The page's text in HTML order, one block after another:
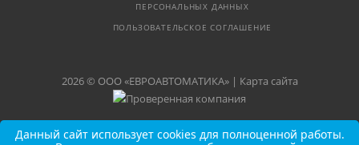
ПЕРСОНАЛЬНЫХ ДАННЫХ
ПОЛЬЗОВАТЕЛЬСКОЕ СОГЛАШЕНИЕ
2026 © ООО «ЕВРОАВТОМАТИКА» | Карта сайта
Данный сайт использует cookies для полноценной работы.